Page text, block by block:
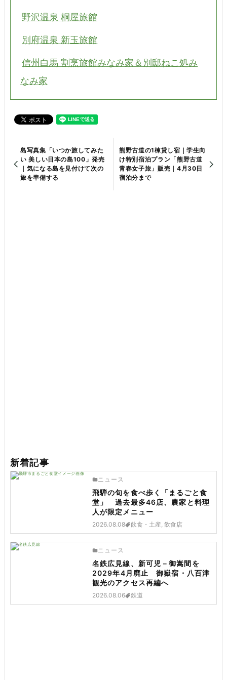
野沢温泉 桐屋旅館
別府温泉 新玉旅館
信州白馬 割烹旅館みなみ家＆別邸ねこ処み
なみ家
島写真集「いつか旅してみた
い 美しい日本の島100」発売
｜気になる島を見付けて次の
旅を準備する
熊野古道の1棟貸し宿｜学生向
け特別宿泊プラン「熊野古道
青春女子旅」販売｜4月30日
宿泊分まで
新着記事
ニュース
飛騨の旬を食べ歩く「まるごと食
堂」 過去最多46店、農家と料理
人が限定メニュー
2026.08.08 飲食・土産, 飲食店
ニュース
名鉄広見線、新可児－御嵩間を
2029年4月廃止 御嶽宿・八百津
観光のアクセス再編へ
2026.08.06 鉄道